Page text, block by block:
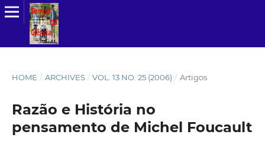
HOME / ARCHIVES / VOL. 13 NO. 25 (2006) / Artigos
Razão e História no
pensamento de Michel Foucault